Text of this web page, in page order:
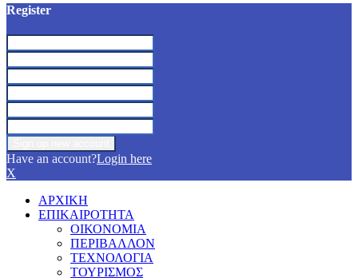
Register
Have an account?Login here
X
ΑΡΧΙΚΗ
ΕΠΙΚΑΙΡΟΤΗΤΑ
ΟΙΚΟΝΟΜΙΑ
ΠΕΡΙΒΑΛΛΟΝ
ΤΕΧΝΟΛΟΓΙΑ
ΤΟΥΡΙΣΜΟΣ